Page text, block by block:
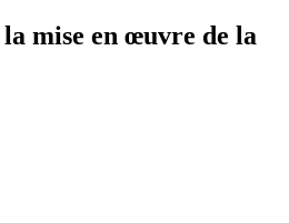
mise en œuvre de la